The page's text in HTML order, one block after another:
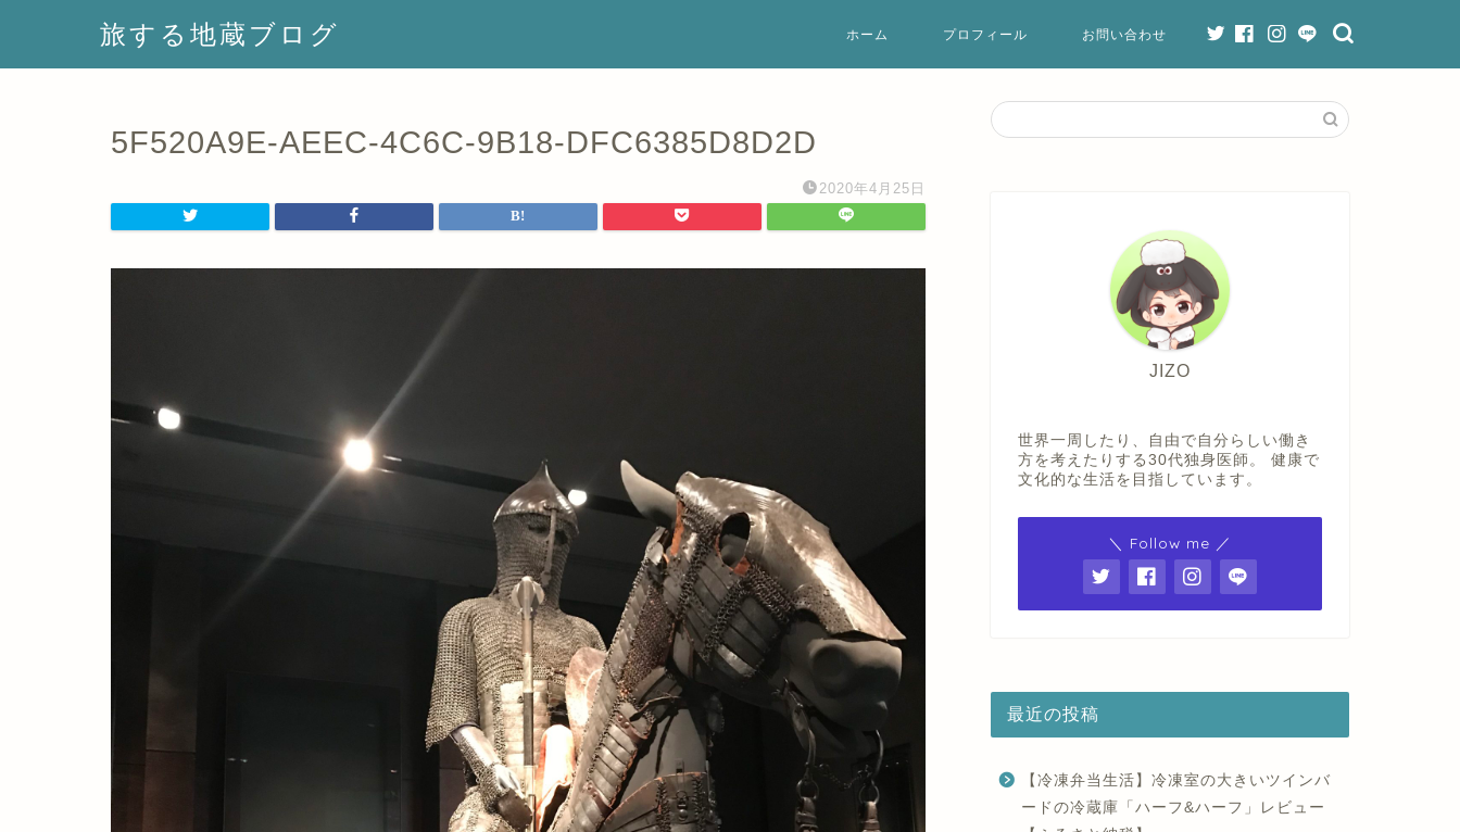
旅する地蔵ブログ ホーム プロフィール お問い合わせ
5F520A9E-AEEC-4C6C-9B18-DFC6385D8D2D
2020年4月25日
JIZO
世界一周したり、自由で自分らしい働き
方を考えたりする30代独身医師。 健康で
文化的な生活を目指しています。
＼ Follow me ／
最近の投稿
【冷凍弁当生活】冷凍室の大きいツインバ
ードの冷蔵庫「ハーフ&ハーフ」レビュー